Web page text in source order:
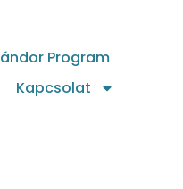
Program
Kapcsolat